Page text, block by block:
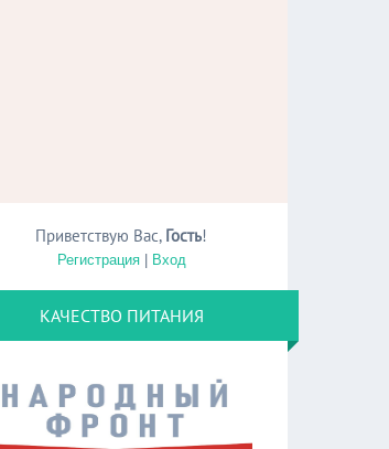
Приветствую Вас, Гость!
Регистрация| Вход
КАЧЕСТВО ПИТАНИЯ